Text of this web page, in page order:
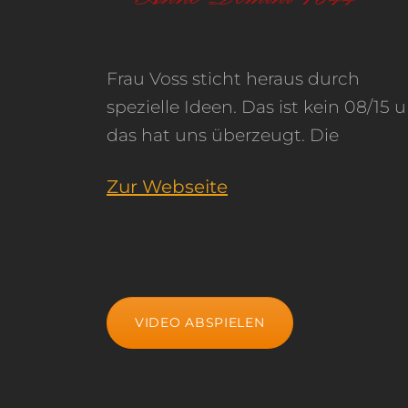
Frau Voss sticht heraus durch
spezielle Ideen. Das ist kein 08/15
das hat uns überzeugt. Die
Mitarbeiter haben, egal was war,
immer direkt zurückgerufen und
gekümmert. Alles hat super geklappt
und wir würden jederzeit wieder mit
Frau Voss und ihrem
Zur Webseite
VIDEO ABSPIELEN